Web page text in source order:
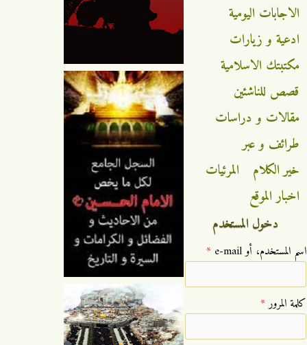
الاجابات اليومية
ادعية و زيارات
مكتبتك الاسلامية
قصص للناشئين
مقالات و دراسات
طرائف و عبر
خير الكلام
المرئيات
اخبار الموقع
دخول المستخدم
‏اسم المستخدم، أو e-mail ‏ *
‏كلمة المرور ‏*